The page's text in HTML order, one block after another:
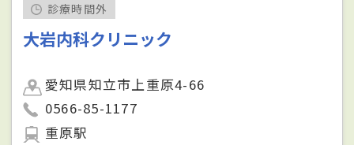
診療時間外
大岩内科クリニック
愛知県知立市上重原4-66
0566-85-1177
重原駅